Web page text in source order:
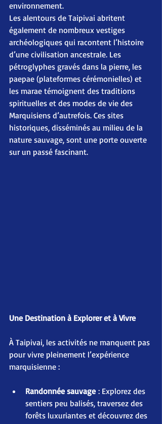
environnement.
Les alentours de Taipivai abritent
également de nombreux vestiges
archéologiques qui racontent l’histoire
d’une civilisation ancestrale. Les
pétroglyphes gravés dans la pierre, les
paepae (plateformes cérémonielles) et
les marae témoignent des traditions
spirituelles et des modes de vie des
Marquisiens d’autrefois. Ces sites
historiques, disséminés au milieu de la
nature sauvage, sont une porte ouverte
sur un passé fascinant.
Une Destination à Explorer et à Vivre
À Taipivai, les activités ne manquent pas
pour vivre pleinement l’expérience
marquisienne :
Randonnée sauvage : Explorez des
sentiers peu balisés, traversez des
forêts luxuriantes et découvrez des